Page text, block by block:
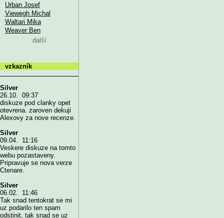
Urban Josef
Viewegh Michal
Waltari Mika
Weaver Ben
další
vzkazník
Silver
26.10. 09:37
diskuze pod clanky opet
otevrena. zaroven dekuji
Alexovy za nove recenze.
Silver
09.04. 11:16
Veskere diskuze na tomto
webu pozastaveny.
Pripravuje se nova verze
Ctenare.
Silver
06.02. 11:46
Tak snad tentokrat se mi
uz podarilo ten spam
odstinit, tak snad se uz